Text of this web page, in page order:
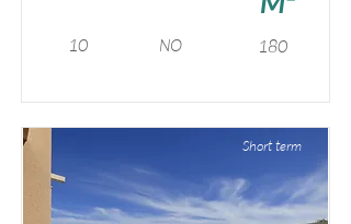
10 NO 180
Short term